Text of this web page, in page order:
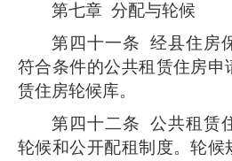
第七章 分配与轮候
第四十一条 经县住房
符合条件的公共租赁住房申
赁住房轮候库。
第四十二条 公共租赁
轮候和公开配租制度。轮候